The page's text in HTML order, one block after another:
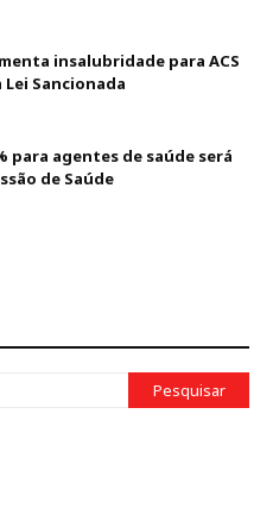
insalubridade para ACS
Lei Sancionada
para agentes de saúde será
de Saúde